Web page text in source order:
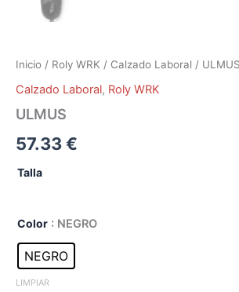
Inicio / Roly WRK / Calzado Laboral / ULMUS
Calzado Laboral, Roly WRK
ULMUS
57.33€
Talla
Color : NEGRO
NEGRO
LIMPIAR